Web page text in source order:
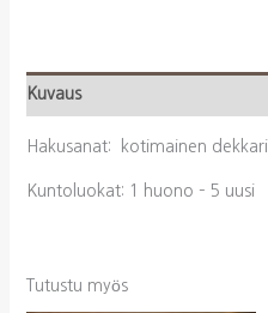
Kuvaus
Hakusanat: kotimainen dekkari
Kuntoluokat: 1 huono – 5 uusi
Tutustu myös